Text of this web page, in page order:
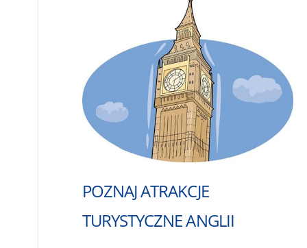
POZNAJ ATRAKCJE
TURYSTYCZNE ANGLII